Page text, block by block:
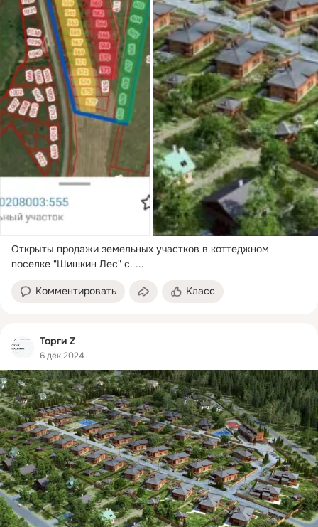
Открыты продажи земельных участков в коттеджном
поселке "Шишкин Лес" с. ...
Комментировать Класс
Торги Z
6 дек 2024